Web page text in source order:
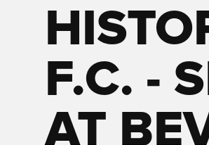
F.C. -
AT